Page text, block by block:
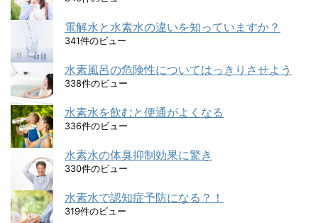
電解水と水素水の違いを知っていますか？
341件のビュー
水素風呂の危険性についてはっきりさせよう
338件のビュー
水素水を飲むと便通がよくなる
336件のビュー
水素水の体臭抑制効果に驚き
330件のビュー
水素水で認知症予防になる？！
319件のビュー